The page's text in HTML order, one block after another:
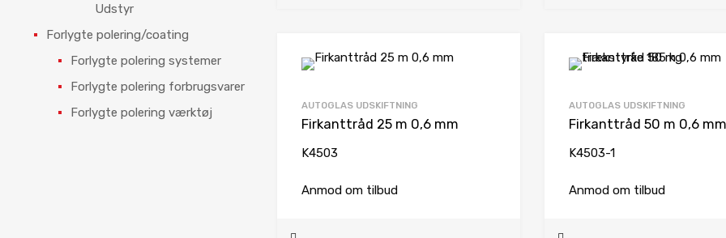
AUTOGLAS UDSKIFTNING
Firkanttråd 25 m 0,6 mm
K4503
Anmod om tilbud
AUTOGLAS UDSKIFTNING
K4503-1
Anmod om tilbud
Udstyr
Forlygte polering/coating
Forlygte polering systemer
Forlygte polering forbrugsvarer
Forlygte polering værktøj